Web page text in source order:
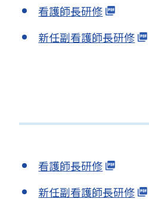
看護師長研修
新任副看護師長研修
看護師長研修
新任副看護師長研修